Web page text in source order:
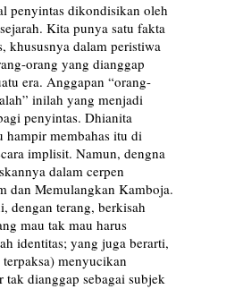
penyintas dikondisikan oleh
Kita punya satu fakta
khususnya dalam peristiwa
orang yang dianggap
era. Anggapan “orang-
inilah yang menjadi
penyintas. Dhianita
hampir membahas itu di
implisit. Namun, dengna
dalam cerpen
dan Memulangkan Kamboja.
dengan terang, berkisah
mau tak mau harus
identitas; yang juga berarti,
menyucikan
tak dianggap sebagai subjek